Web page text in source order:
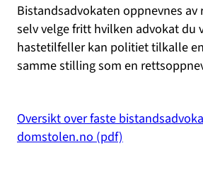
Bistandsadvokaten oppnevnes
selv velge fritt hvilken advokat du
hastetilfeller kan politiet tilkalle
samme stilling som en
Oversikt over faste
domstolen.no (pdf)